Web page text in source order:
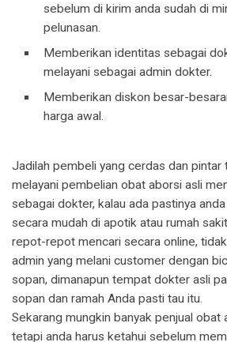
sebelum di kirim anda sudah di
pelunasan.
Memberikan identitas sebagai
melayani sebagai admin dokter.
Memberikan diskon besar-
harga awal.
Jadilah pembeli yang cerdas dan
melayani pembelian obat aborsi asli
sebagai dokter, kalau ada pastinya
secara mudah di apotik atau rumah
repot-repot mencari secara online,
admin yang melani customer dengan
sopan, dimanapun tempat dokter asli
sopan dan ramah Anda pasti tau itu.
Sekarang mungkin banyak penjual obat
tetapi anda harus ketahui sebelum